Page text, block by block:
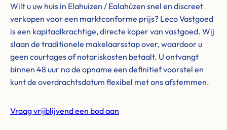
Wilt u uw huis in Elahuizen / Ealahúzen snel en discreet
verkopen voor een marktconforme prijs? Leco Vastgoed
is een kapitaalkrachtige, directe koper van vastgoed. Wij
slaan de traditionele makelaarsstap over, waardoor u
geen courtages of notariskosten betaalt. U ontvangt
binnen 48 uur na de opname een definitief voorstel en
kunt de overdrachtsdatum flexibel met ons afstemmen.
Vraag vrijblijvend een bod aan